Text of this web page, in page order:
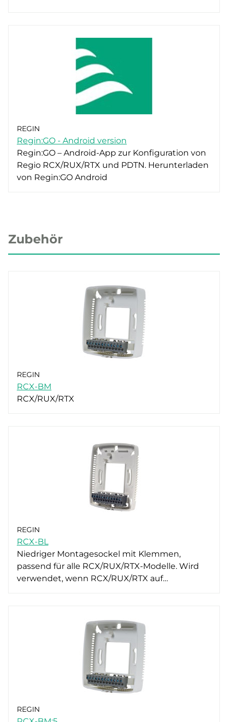
REGIN
Regin:GO - Android version
Regin:GO – Android-App zur Konfiguration von
Regio RCX/RUX/RTX und PDTN. Herunterladen
von Regin:GO Android
Zubehör
REGIN
RCX-BM
RCX/RUX/RTX
REGIN
RCX-BL
Niedriger Montagesockel mit Klemmen,
passend für alle RCX/RUX/RTX-Modelle. Wird
verwendet, wenn RCX/RUX/RTX auf…
REGIN